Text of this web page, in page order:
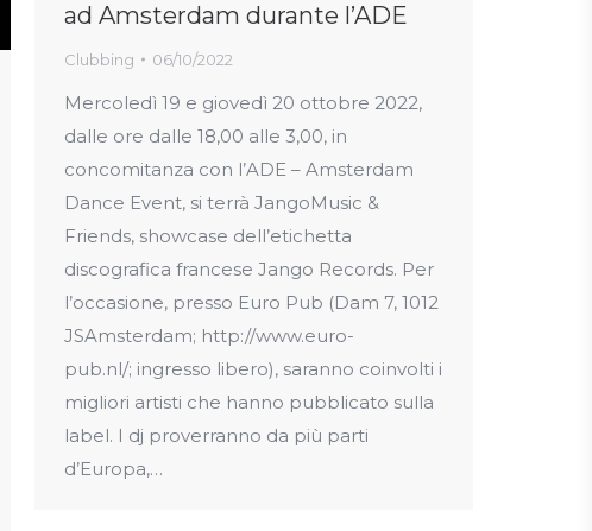
ad Amsterdam durante l’ADE
Clubbing 06/10/2022
Mercoledì 19 e giovedì 20 ottobre 2022,
dalle ore dalle 18,00 alle 3,00, in
concomitanza con l’ADE – Amsterdam
Dance Event, si terrà JangoMusic &
Friends, showcase dell’etichetta
discografica francese Jango Records. Per
l’occasione, presso Euro Pub (Dam 7, 1012
JSAmsterdam; http://www.euro-
pub.nl/; ingresso libero), saranno coinvolti i
migliori artisti che hanno pubblicato sulla
label. I dj proverranno da più parti
d’Europa,…